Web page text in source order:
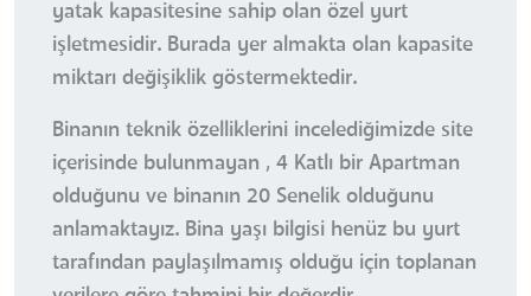
yatak kapasitesine sahip olan özel yurt
işletmesidir. Burada yer almakta olan kapasite
miktarı değişiklik göstermektedir.
Binanın teknik özelliklerini incelediğimizde site
içerisinde bulunmayan , 4 Katlı bir Apartman
olduğunu ve binanın 20 Senelik olduğunu
anlamaktayız. Bina yaşı bilgisi henüz bu yurt
tarafından paylaşılmamış olduğu için toplanan